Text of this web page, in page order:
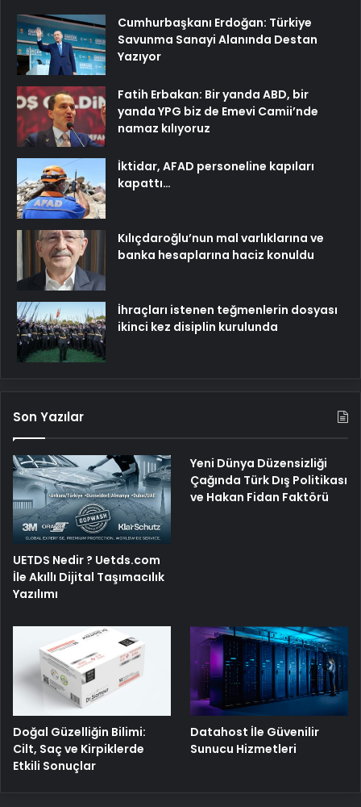
Cumhurbaşkanı Erdoğan: Türkiye
Savunma Sanayi Alanında Destan
Yazıyor
Fatih Erbakan: Bir yanda ABD, bir
yanda YPG biz de Emevi Camii’nde
namaz kılıyoruz
İktidar, AFAD personeline kapıları
kapattı…
Kılıçdaroğlu’nun mal varlıklarına ve
banka hesaplarına haciz konuldu
İhraçları istenen teğmenlerin dosyası
ikinci kez disiplin kurulunda
Son Yazılar
UETDS Nedir ? Uetds.com
İle Akıllı Dijital Taşımacılık
Yazılımı
Yeni Dünya Düzensizliği
Çağında Türk Dış Politikası
ve Hakan Fidan Faktörü
Doğal Güzelliğin Bilimi:
Cilt, Saç ve Kirpiklerde
Etkili Sonuçlar
Datahost İle Güvenilir
Sunucu Hizmetleri